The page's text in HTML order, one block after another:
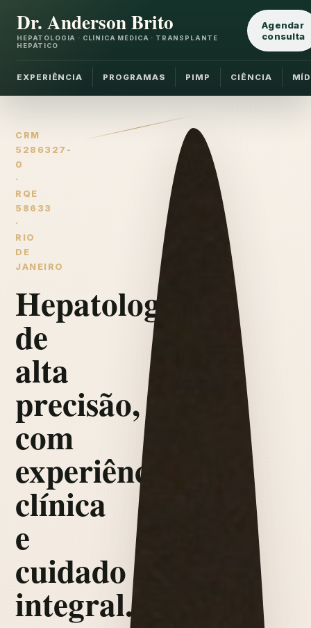
Dr. Anderson Brito
HEPATOLOGIA · CLÍNICA MÉDICA · TRANSPLANTE
HEPÁTICO
EXPERIÊNCIA PROGRAMAS PIMP CIÊNCIA
Agendar
consulta
CRM
5286327-
0
·
RQE
58633
·
RIO
DE
JANEIRO
Hepatologia
de
alta
precisão,
com
experiência
clínica
e
cuidado
integral.